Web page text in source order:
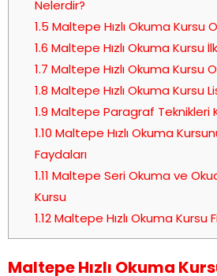
Nelerdir?
1.5 Maltepe Hızlı Okuma Kursu
1.6 Maltepe Hızlı Okuma Kursu
1.7 Maltepe Hızlı Okuma Kursu
1.8 Maltepe Hızlı Okuma Kursu
1.9 Maltepe Paragraf Teknikleri
1.10 Maltepe Hızlı Okuma
Faydaları
1.11 Maltepe Seri Okuma ve
Kursu
1.12Maltepe Hızlı Okuma Kursu
Maltepe Hızlı Okuma